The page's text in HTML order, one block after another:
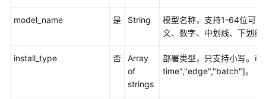
数
理
model_name 是 String
模型名称，支持1-64位可
文、数字、中划线、下划线
install_type 否
Array
of
strings
部署类型，只支持小写。
time","edge","batch"]。